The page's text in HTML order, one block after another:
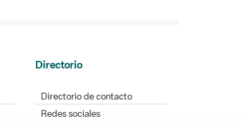
Directorio
Directorio de contacto
Redes sociales